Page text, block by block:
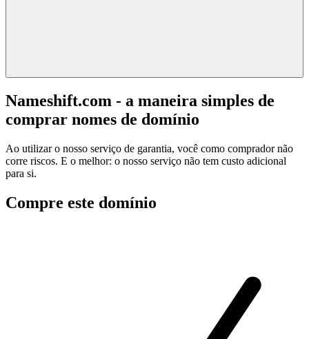
Nameshift.com - a maneira simples de
comprar nomes de domínio
Ao utilizar o nosso serviço de garantia, você como comprador não
corre riscos. E o melhor: o nosso serviço não tem custo adicional
para si.
Compre este domínio